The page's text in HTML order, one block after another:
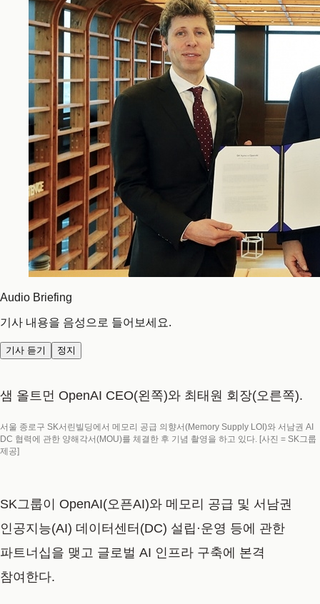
Audio Briefing
기사 내용을 음성으로 들어보세요.
기사 듣기 정지
샘 올트먼 OpenAI CEO(왼쪽)와 최태원 회장(오른쪽).
서울 종로구 SK서린빌딩에서 메모리 공급 의향서(Memory Supply LOI)와 서남권 AI
DC 협력에 관한 양해각서(MOU)를 체결한 후 기념 촬영을 하고 있다. [사진 = SK그룹
제공]
SK그룹이 OpenAI(오픈AI)와 메모리 공급 및 서남권
인공지능(AI) 데이터센터(DC) 설립·운영 등에 관한
파트너십을 맺고 글로벌 AI 인프라 구축에 본격
참여한다.